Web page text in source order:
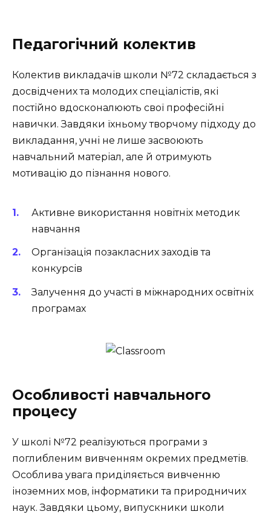
Педагогічний колектив
Колектив викладачів школи №72 складається з
досвідчених та молодих спеціалістів, які
постійно вдосконалюють свої професійні
навички. Завдяки їхньому творчому підходу до
викладання, учні не лише засвоюють
навчальний матеріал, але й отримують
мотивацію до пізнання нового.
Активне використання новітніх методик
навчання
Організація позакласних заходів та
конкурсів
Залучення до участі в міжнародних освітніх
програмах
Особливості навчального
процесу
У школі №72 реалізуються програми з
поглибленим вивченням окремих предметів.
Особлива увага приділяється вивченню
іноземних мов, інформатики та природничих
наук. Завдяки цьому, випускники школи